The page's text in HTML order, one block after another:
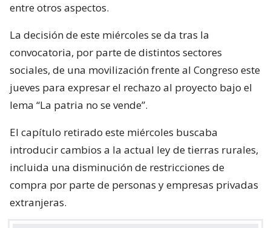
entre otros aspectos.
La decisión de este miércoles se da tras la
convocatoria, por parte de distintos sectores
sociales, de una movilización frente al Congreso este
jueves para expresar el rechazo al proyecto bajo el
lema “La patria no se vende”.
El capítulo retirado este miércoles buscaba
introducir cambios a la actual ley de tierras rurales,
incluida una disminución de restricciones de
compra por parte de personas y empresas privadas
extranjeras.